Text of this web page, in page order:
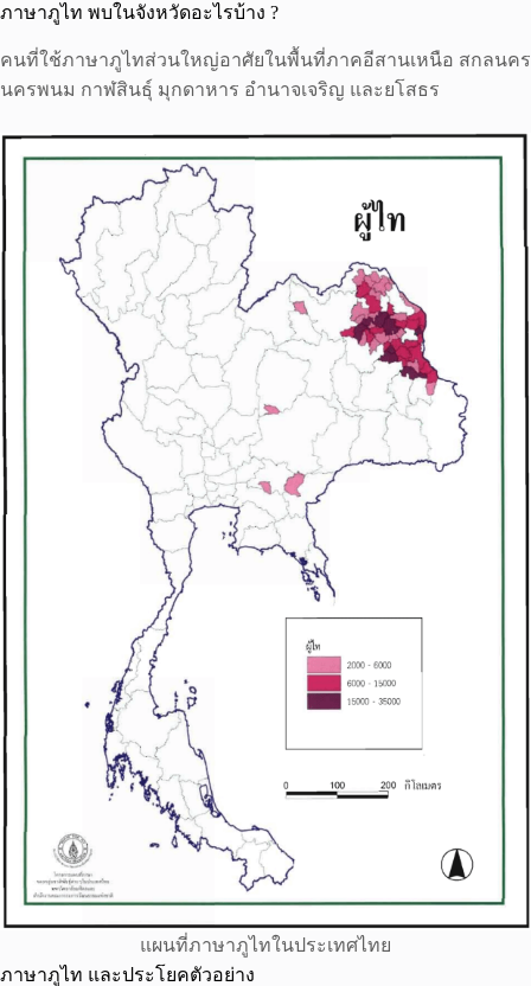
ภาษาภูไท พบในจังหวัดอะไรบ้าง ?
คนที่ใช้ภาษาภูไทส่วนใหญ่อาศัยในพื้นที่ภาคอีสานเหนือ สกลนคร
นครพนม กาฬสินธุ์ มุกดาหาร อำนาจเจริญ และยโสธร
แผนที่ภาษาภูไทในประเทศไทย
ภาษาภูไท และประโยคตัวอย่าง